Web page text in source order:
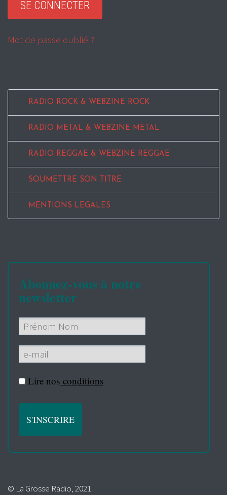
Mot de passe oublié ?
RADIO ROCK & WEBZINE ROCK
RADIO METAL & WEBZINE METAL
RADIO REGGAE & WEBZINE REGGAE
SOUMETTRE SON TITRE
MENTIONS LEGALES
Abonnez-vous à notre
newsletter
Lire nos conditions
© La Grosse Radio, 2021